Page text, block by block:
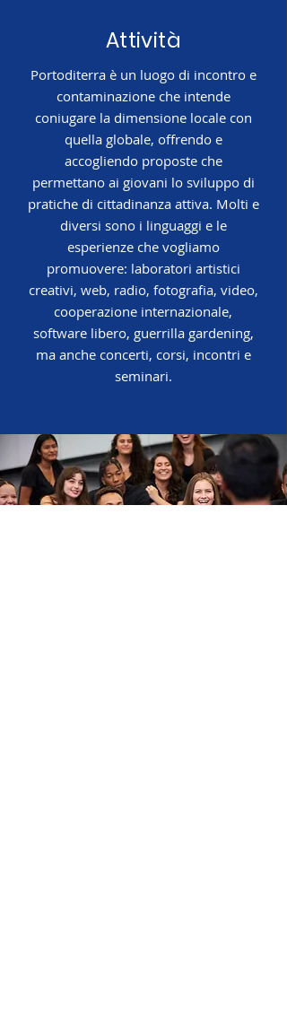
Attività
Portoditerra è un luogo di incontro e
contaminazione che intende
coniugare la dimensione locale con
quella globale, offrendo e
accogliendo proposte che
permettano ai giovani lo sviluppo di
pratiche di cittadinanza attiva. Molti e
diversi sono i linguaggi e le
esperienze che vogliamo
promuovere: laboratori artistici
creativi, web, radio, fotografia, video,
cooperazione internazionale,
software libero, guerrilla gardening,
ma anche concerti, corsi, incontri e
seminari.